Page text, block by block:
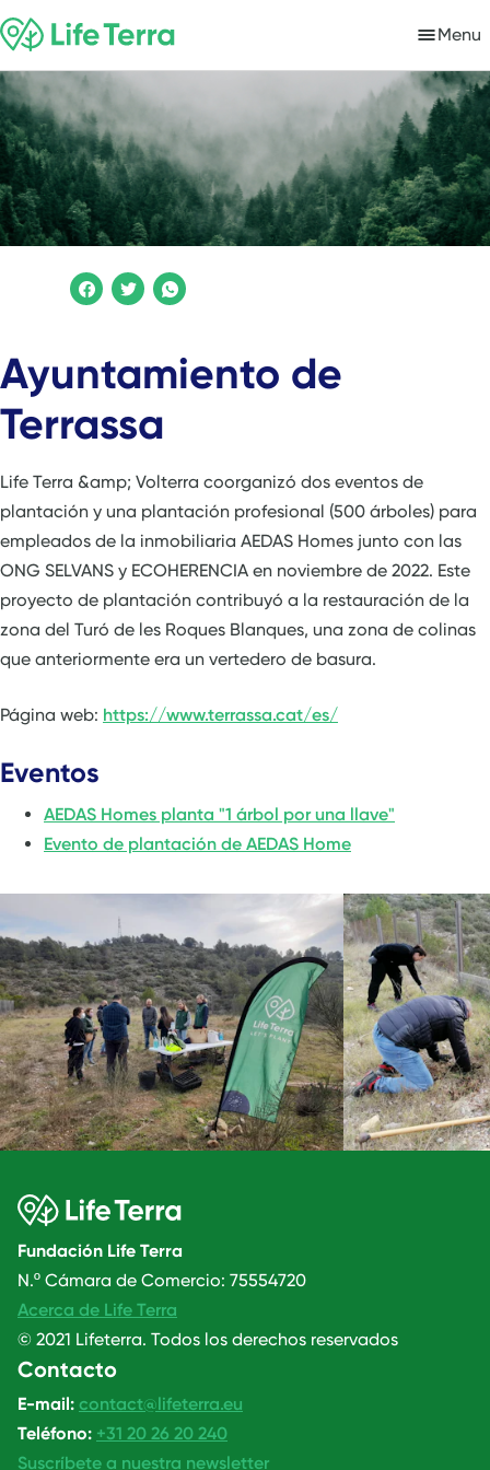
Menu
Ayuntamiento de
Terrassa
Life Terra &amp; Volterra coorganizó dos eventos de
plantación y una plantación profesional (500 árboles) para
empleados de la inmobiliaria AEDAS Homes junto con las
ONG SELVANS y ECOHERENCIA en noviembre de 2022. Este
proyecto de plantación contribuyó a la restauración de la
zona del Turó de les Roques Blanques, una zona de colinas
que anteriormente era un vertedero de basura.
Página web: https://www.terrassa.cat/es/
Eventos
AEDAS Homes planta "1 árbol por una llave"
Evento de plantación de AEDAS Home
Fundación Life Terra
N.º Cámara de Comercio: 75554720
Acerca de Life Terra
© 2021 Lifeterra. Todos los derechos reservados
Contacto
E-mail: contact@lifeterra.eu
Teléfono: +31 20 26 20 240
Suscríbete a nuestra newsletter